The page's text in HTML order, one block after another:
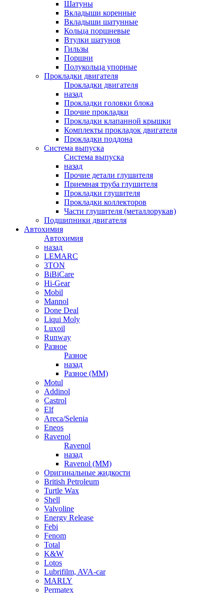
Шатуны
Вкладыши коренные
Вкладыши шатунные
Кольца поршневые
Втулки шатунов
Гильзы
Поршни
Полукольца упорные
Прокладки двигателя
Прокладки двигателя
назад
Прокладки головки блока
Прочие прокладки
Прокладки клапанной крышки
Комплекты прокладок двигателя
Прокладки поддона
Система выпуска
Система выпуска
назад
Прочие детали глушителя
Приемная труба глушителя
Прокладки глушителя
Прокладки коллекторов
Части глушителя (металлорукав)
Подшипники двигателя
Автохимия
Автохимия
назад
LEMARC
3TON
BiBiCare
Hi-Gear
Mobil
Mannol
Done Deal
Liqui Moly
Luxoil
Runway
Разное
Разное
назад
Разное (ММ)
Motul
Addinol
Castrol
Elf
Areca/Selenia
Eneos
Ravenol
Ravenol
назад
Ravenol (ММ)
Оригинальные жидкости
British Petroleum
Turtle Wax
Shell
Valvoline
Energy Release
Febi
Fenom
Total
K&W
Lotos
Lubrifilm, AVA-car
MARLY
Permatex